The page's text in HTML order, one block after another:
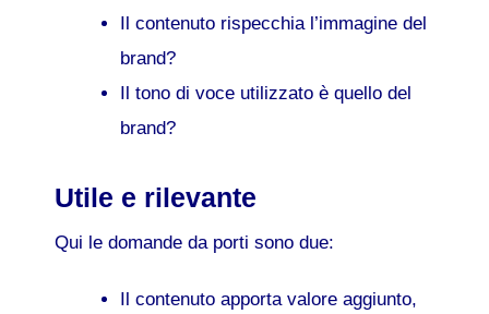
Il contenuto rispecchia l’immagine del
brand?
Il tono di voce utilizzato è quello del
brand?
Utile e rilevante
Qui le domande da porti sono due:
Il contenuto apporta valore aggiunto,